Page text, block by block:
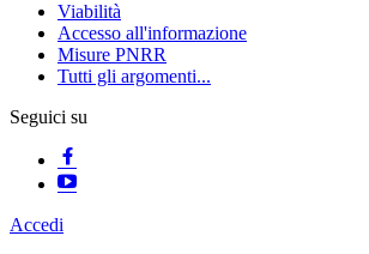
Viabilità
Accesso all'informazione
Misure PNRR
Tutti gli argomenti...
Seguici su
Accedi